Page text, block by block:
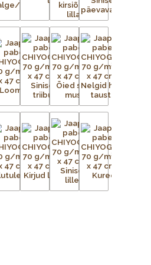
Esialgsest kujutisest
suurused, üks võrk
kasutusel plast- ja
emulsiooni abil
iga värv kantakse trükilauale
võrgu augud aga
raaklit. Värv kuivab ja
segatakse iga prindi jaoks
partiil. Pärast värvi
– kolm kuni 15 korda –